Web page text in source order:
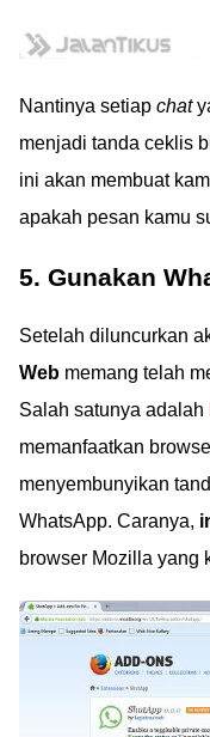
Nantinya setiap chat
menjadi tanda ceklis
ini akan membuat
apakah pesan kamu
5. Gunakan
Setelah diluncurkan
Web memang telah
Salah satunya adalah
memanfaatkan
menyembunyikan
WhatsApp. Caranya,
browser Mozilla yang